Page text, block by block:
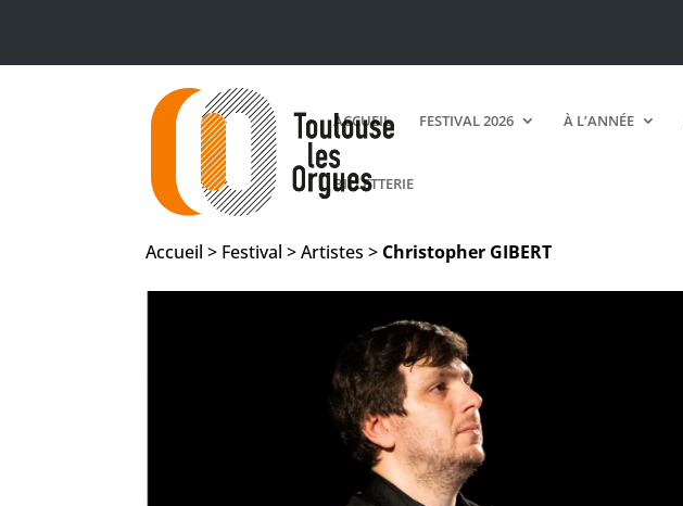
ACCUEIL FESTIVAL 2026 À L’ANNÉE
BILLETTERIE
Accueil > Festival > Artistes > Christopher GIBERT